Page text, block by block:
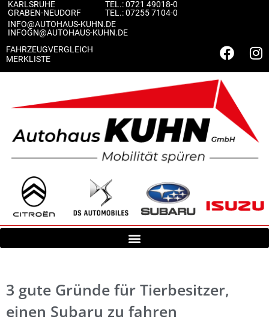
content
KARLSRUHE
GRABEN-NEUDORF
TEL.:0721 49018-0
TEL.:07255 7104-0
INFO@AUTOHAUS-KUHN.DE
INFOGN@AUTOHAUS-KUHN.DE
FAHRZEUGVERGLEICH
MERKLISTE
3 gute Gründe für Tierbesitzer,
einen Subaru zu fahren